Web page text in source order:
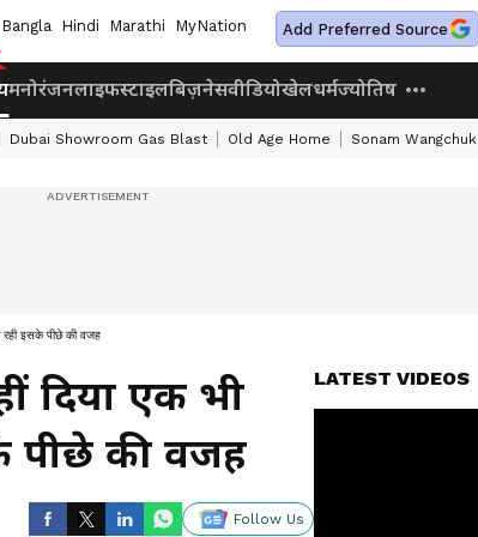
Bangla Hindi Marathi MyNation Add Preferred Source
मनोरंजनलाइफस्टाइलबिज़नेसवीडियोखेलधर्मज्योतिष
Dubai Showroom Gas Blast Old Age Home Sonam Wangchuk
रही इसके पीछे की वजह
दिया एक भी
पीछे की वजह
Follow Us
LATEST VIDEOS